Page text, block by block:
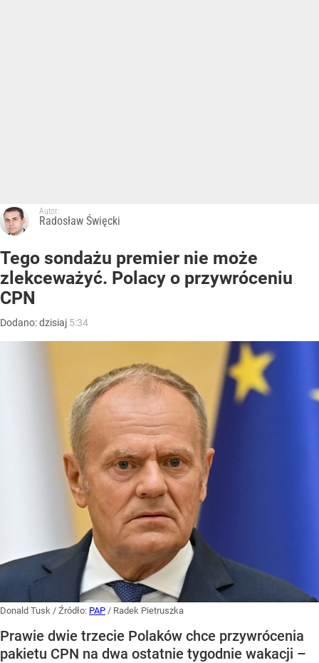
Autor:
Radosław Święcki
Tego sondażu premier nie może
zlekceważyć. Polacy o przywróceniu
CPN
Dodano:dzisiaj 5:34
Donald Tusk / Źródło: PAP / Radek Pietruszka
Prawie dwie trzecie Polaków chce przywrócenia
pakietu CPN na dwa ostatnie tygodnie wakacji –